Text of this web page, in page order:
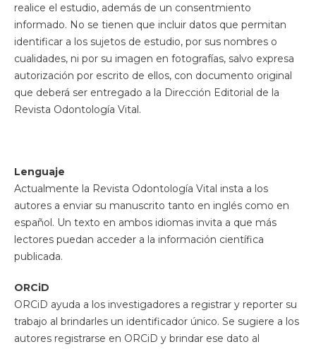
realice el estudio, además de un consentmiento
informado. No se tienen que incluir datos que permitan
identificar a los sujetos de estudio, por sus nombres o
cualidades, ni por su imagen en fotografías, salvo expresa
autorización por escrito de ellos, con documento original
que deberá ser entregado a la Dirección Editorial de la
Revista Odontología Vital.
Lenguaje
Actualmente la Revista Odontología Vital insta a los
autores a enviar su manuscrito tanto en inglés como en
español. Un texto en ambos idiomas invita a que más
lectores puedan acceder a la información científica
publicada.
ORCiD
ORCiD ayuda a los investigadores a registrar y reporter su
trabajo al brindarles un identificador único. Se sugiere a los
autores registrarse en ORCiD y brindar ese dato al